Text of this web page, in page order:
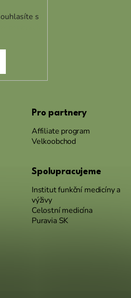
s
Pro partnery
Affiliate program
Velkoobchod
Spolupracujeme
Institut funkční medicíny a
výživy
Celostní medicína
Puravia SK